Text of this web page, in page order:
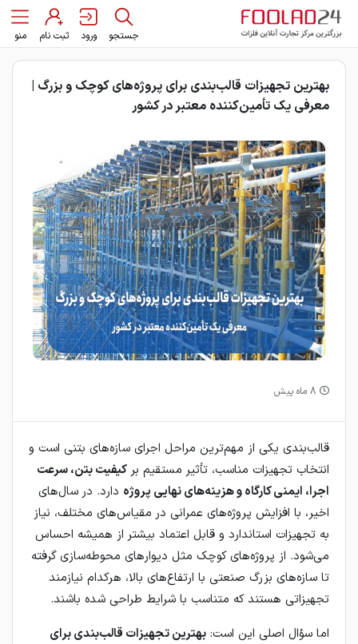
جستجو ورود ثبت نام منو
بهترین تجهیزات قالب‌بندی برای پروژه‌های کوچک و بزرگ |
معرفی یک تأمین‌کننده معتبر در کشور
8 ماه پیش
قالب‌بندی یکی از مهم‌ترین مراحل اجرای سازه‌های بتنی است و
انتخاب تجهیزات مناسب، تأثیر مستقیم بر کیفیت بتن، سرعت
اجرا، ایمنی کارگاه و هزینه‌های نهایی پروژه دارد. در سال‌های
اخیر، با افزایش پروژه‌های عمرانی در مقیاس‌های مختلف، نیاز
به تجهیزات استاندارد و قابل اعتماد بیشتر از همیشه احساس
می‌شود. از پروژه‌های کوچک مثل دیوارهای محوطه‌سازی گرفته
تا سازه‌های بزرگ صنعتی با ارتفاع‌های بالا، هرکدام نیازمند
تجهیزاتی هستند که متناسب با شرایط طراحی شده باشند.
اما سؤال اصلی این است: بهترین تجهیزات قالب‌بندی برای